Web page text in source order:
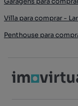
Villa para comprar -
Penthouse para